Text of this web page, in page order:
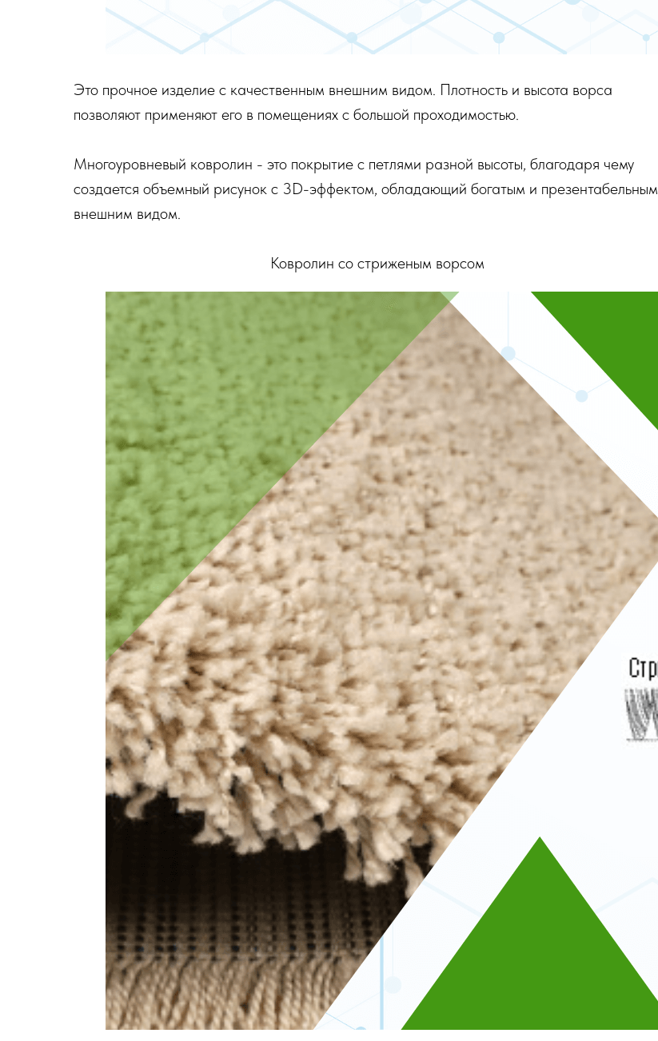
Это прочное изделие с качественным внешним видом. Плотность и высота ворса
позволяют применяют его в помещениях с большой проходимостью.
Многоуровневый ковролин - это покрытие с петлями разной высоты, благодаря чему
создается объемный рисунок с 3D-эффектом, обладающий богатым и презентабельным
внешним видом.
Ковролин со стриженым ворсом